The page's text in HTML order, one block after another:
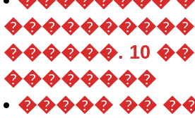
������. 10
��������
����� ��